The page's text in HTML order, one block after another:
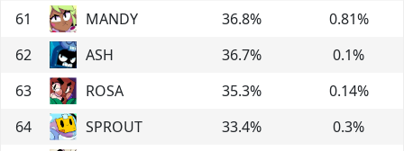
61
MANDY 36.8% 0.81%
62
ASH 36.7% 0.1%
63
ROSA 35.3% 0.14%
64
SPROUT 33.4% 0.3%